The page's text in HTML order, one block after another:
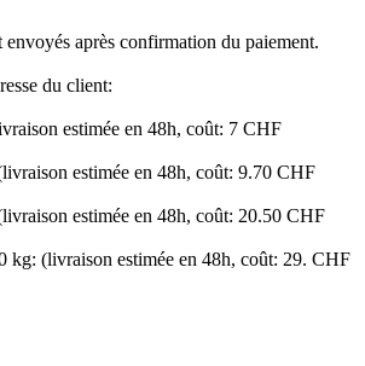
envoyés après confirmation du paiement.
du client:
estimée en 48h, coût: 7 CHF
estimée en 48h, coût: 9.70 CHF
estimée en 48h, coût: 20.50 CHF
kg: (livraison estimée en 48h, coût: 29. CHF